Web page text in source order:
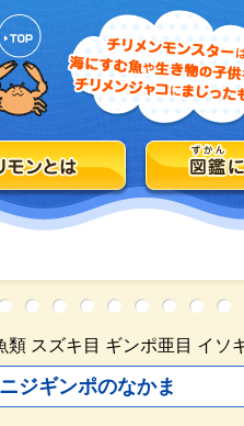
類 スズキ目 ギンポ亜目 イソ
ニジギンポのなかま